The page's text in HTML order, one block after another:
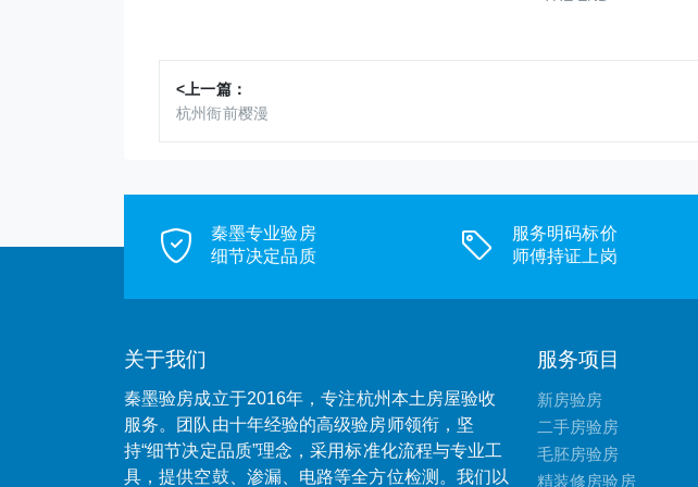
<上一篇：
杭州衙前樱漫
秦墨专业验房
细节决定品质
服务明码标价
师傅持证上岗
关于我们
秦墨验房成立于2016年，专注杭州本土房屋验收
服务。团队由十年经验的高级验房师领衔，坚
持“细节决定品质”理念，采用标准化流程与专业工
具，提供空鼓、渗漏、电路等全方位检测。我们以
服务项目
新房验房
二手房验房
毛胚房验房
精装修房验房